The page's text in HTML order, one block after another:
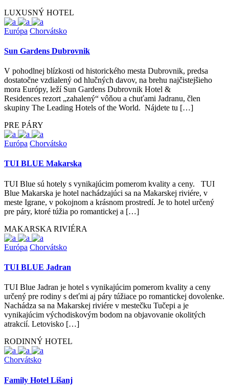
LUXUSNÝ HOTEL
Európa Chorvátsko
Sun Gardens Dubrovnik
V pohodlnej blízkosti od historického mesta Dubrovnik, predsa
dostatočne vzdialený od hlučných davov, na brehu najčistejšieho
mora Európy, leží Sun Gardens Dubrovnik Hotel &
Residences rezort „zahalený“ vôňou a chuťami Jadranu, člen
skupiny The Leading Hotels of the World. Nájdete tu […]
PRE PÁRY
Európa Chorvátsko
TUI BLUE Makarska
TUI Blue sú hotely s vynikajúcim pomerom kvality a ceny. TUI
Blue Makarska je hotel nachádzajúci sa na Makarskej riviére, v
meste Igrane, v pokojnom a krásnom prostredí. Je to hotel určený
pre páry, ktoré túžia po romantickej a […]
MAKARSKA RIVIÉRA
Európa Chorvátsko
TUI BLUE Jadran
TUI Blue Jadran je hotel s vynikajúcim pomerom kvality a ceny
určený pre rodiny s deťmi aj páry túžiace po romantickej dovolenke.
Nachádza sa na Makarskej riviére v mestečku Tučepi a je
vynikajúcim východiskovým bodom na objavovanie okolitých
atrakcií. Letovisko […]
RODINNÝ HOTEL
Chorvátsko
Family Hotel Lišanj